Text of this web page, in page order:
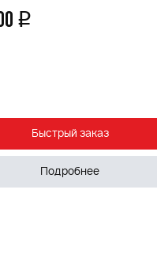
q
Быстрый заказ
Подробнее